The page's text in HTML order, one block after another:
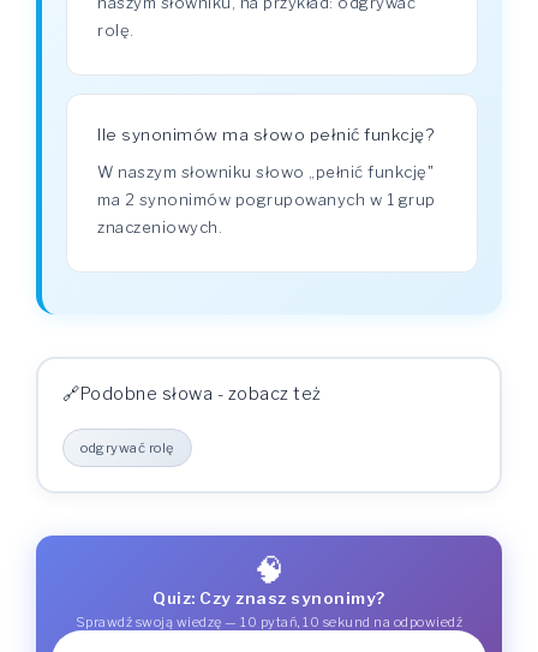
rolę.
Ile synonimów ma słowo pełnić funkcję?
W naszym słowniku słowo „pełnić funkcję"
ma 2 synonimów pogrupowanych w 1 grup
znaczeniowych.
Podobne słowa - zobacz też
odgrywać rolę
🧠
Quiz: Czy znasz synonimy?
Sprawdź swoją wiedzę — 10 pytań, 10 sekund na odpowiedź